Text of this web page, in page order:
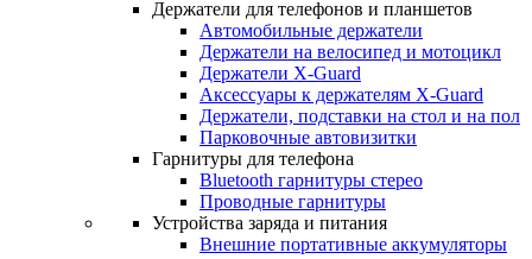
Держатели для телефонов и планшетов
Автомобильные держатели
Держатели на велосипед и мотоцикл
Держатели X-Guard
Аксессуары к держателям X-Guard
Держатели, подставки на стол и на пол
Парковочные автовизитки
Гарнитуры для телефона
Bluetooth гарнитуры стерео
Проводные гарнитуры
Устройства заряда и питания
Внешние портативные аккумуляторы